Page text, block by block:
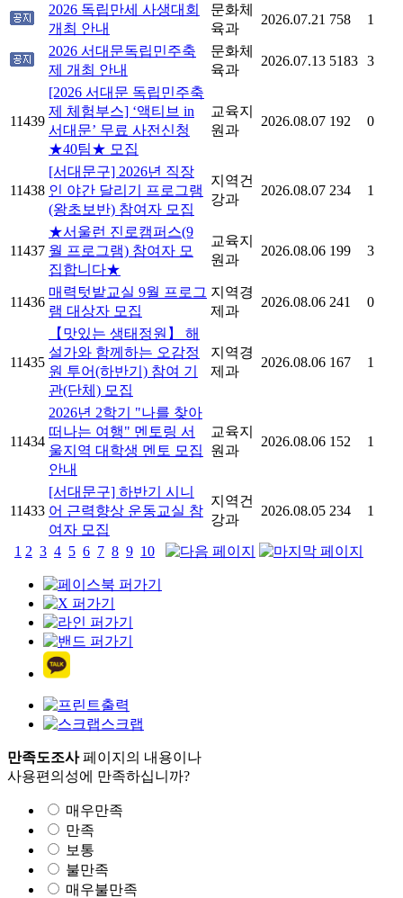
2026 독립만세 사생대회
개최 안내
문화체
육과
2026.07.21 758 1
2026 서대문독립민주축
제 개최 안내
문화체
육과
2026.07.13 5183 3
11439
[2026 서대문 독립민주축
제 체험부스] ‘액티브 in
서대문’ 무료 사전신청
★40팀★ 모집
교육지
원과
2026.08.07 192 0
11438
[서대문구] 2026년 직장
인 야간 달리기 프로그램
(왕초보반) 참여자 모집
지역건
강과
2026.08.07 234 1
11437
★서울런 진로캠퍼스(9
월 프로그램) 참여자 모
집합니다★
교육지
원과
2026.08.06 199 3
11436
매력텃밭교실 9월 프로그
램 대상자 모집
지역경
제과
2026.08.06 241 0
11435
【맛있는 생태정원】 해
설가와 함께하는 오감정
원 투어(하반기) 참여 기
관(단체) 모집
지역경
제과
2026.08.06 167 1
11434
2026년 2학기 "나를 찾아
떠나는 여행" 멘토링 서
울지역 대학생 멘토 모집
안내
교육지
원과
2026.08.06 152 1
11433
[서대문구] 하반기 시니
어 근력향상 운동교실 참
여자 모집
지역건
강과
2026.08.05 234 1
1 2 3 4 5 6 7 8 9 10
출력
스크랩
만족도조사페이지의 내용이나
사용편의성에 만족하십니까?
매우만족
만족
보통
불만족
매우불만족